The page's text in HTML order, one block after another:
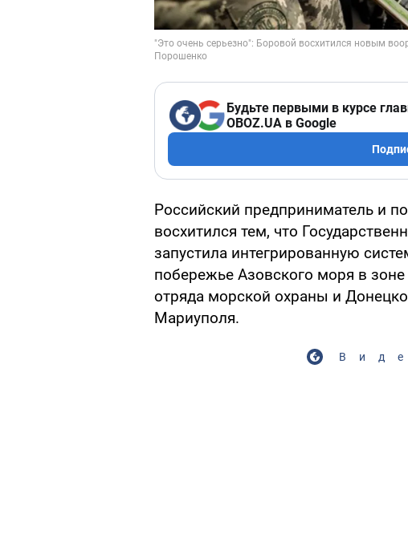
Будьте первыми в курсе
OBOZ.UA в Google
Российский предприниматель и
восхитился тем, что
запустила интегрированную
побережье Азовского моря в
отряда морской охраны и
Мариуполя.